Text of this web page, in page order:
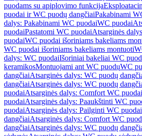
puodams su apiplovimo funkcija
puodai ir WC puodų dangčiaiPakabinami
dalys: Pakabinami WC puodaiWC puodai
puodaiPastatomi WC puodaiAtsarginės
puodaiWC puodai išoriniams bakeliams
WC puodai išoriniams bakeliams montuoti
dalys: WC puodaiIšoriniai bakeliai WC
keramikosMontuojami ant WC puodųWC
dangčiaiAtsarginės dalys: WC puodų
dangčiaiAtsarginės dalys: WC puodų
puodaiAtsarginės dalys: Comfort WC puodai
puodaiAtsarginės dalys: Paaukštinti WC
puodaiAtsarginės dalys: Pailginti WC puodai
dangčiaiAtsarginės dalys: Comfort WC
dangčiaiAtsarginės dalys: WC puodų